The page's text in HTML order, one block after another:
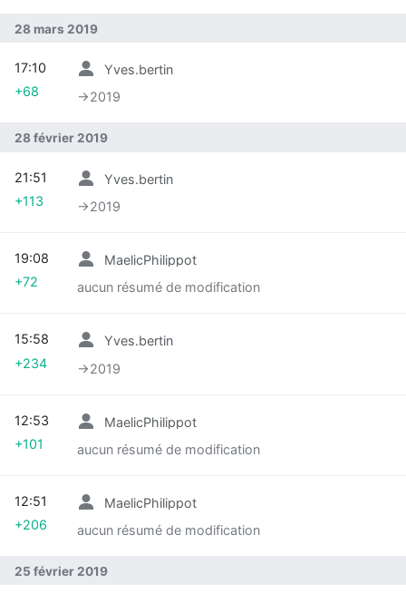
28 mars 2019
Yves.bertin
→‎2019
17:10
+68
28 février 2019
Yves.bertin
→‎2019
21:51
+113
MaelicPhilippot
aucun résumé de modification
19:08
+72
Yves.bertin
→‎2019
15:58
+234
MaelicPhilippot
aucun résumé de modification
12:53
+101
MaelicPhilippot
aucun résumé de modification
12:51
+206
25 février 2019